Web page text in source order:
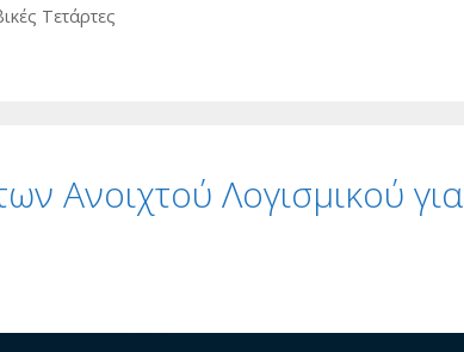
Τετάρτες
Ανοιχτού Λογισμικού για